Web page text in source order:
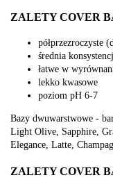
ZALETY COVER
półprzezroczyste
średnia
łatwe w
lekko kwasowe
poziom pH 6-7
Bazy dwuwarstwowe -
Light Olive, Sapphire,
Elegance, Latte,
ZALETY COVER